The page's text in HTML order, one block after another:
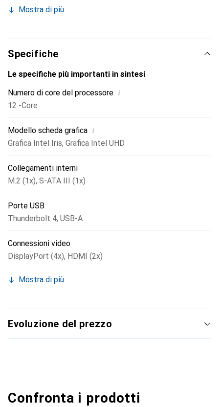
Inoltre, offre numerose opzioni di connessione, tra cui USB
oltre a Bluetooth 5.3 e Wi-Fi 6E per connessioni wireless
veloci e affidabili. Il dispositivo consente l'espansione
della memoria tramite le sue slot M.2 e garantisce
sicurezza con una porta di sicurezza Kensington,
appassionati in cerca di prestazioni, connettività e
sicurezza.
Mostra di più
Specifiche
Le specifiche più importanti in sintesi
Numero di core del processore i
12 -Core
Modello scheda grafica i
Grafica Intel Iris, Grafica Intel UHD
Collegamenti interni
M.2 (1x), S-ATA III (1x)
Porte USB
Thunderbolt 4, USB-A
Connessioni video
DisplayPort (4x), HDMI (2x)
Mostra di più
Evoluzione del prezzo
Confronta i prodotti